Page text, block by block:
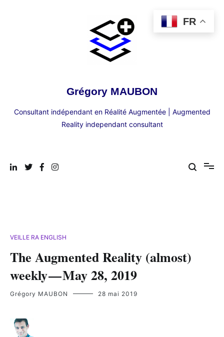
Grégory MAUBON
Consultant indépendant en Réalité Augmentée | Augmented
Reality independant consultant
VEILLE RA ENGLISH
The Augmented Reality (almost)
weekly — May 28, 2019
Grégory MAUBON 28 mai 2019
FR